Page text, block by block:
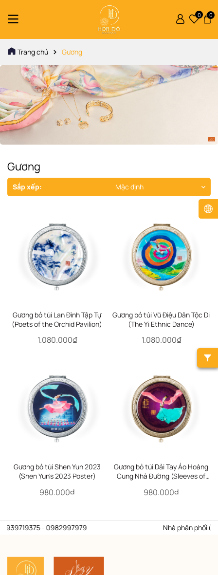
0 0
Trang chủ Gương
Gương
Sắp xếp: Mặc định
Gương bỏ túi Lan Đình Tập Tự
(Poets of the Orchid Pavilion)
1.080.000₫
Gương bỏ túi Vũ Điệu Dân Tộc Di
(The Yi Ethnic Dance)
1.080.000₫
Gương bỏ túi Shen Yun 2023
(Shen Yun's 2023 Poster)
980.000₫
Gương bỏ túi Dải Tay Áo Hoàng
Cung Nhà Đường (Sleeves of
980.000₫
- 0982997979 Nhà phân phối ủy